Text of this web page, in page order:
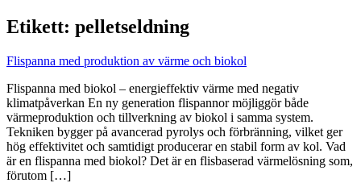
Etikett: pelletseldning
Flispanna med produktion av värme och biokol
Flispanna med biokol – energieffektiv värme med negativ
klimatpåverkan En ny generation flispannor möjliggör både
värmeproduktion och tillverkning av biokol i samma system.
Tekniken bygger på avancerad pyrolys och förbränning, vilket ger
hög effektivitet och samtidigt producerar en stabil form av kol. Vad
är en flispanna med biokol? Det är en flisbaserad värmelösning som,
förutom […]